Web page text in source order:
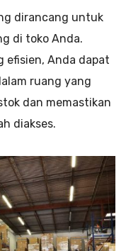
dirancang untuk
di toko Anda.
efisien, Anda dapat
ruang yang
dan memastikan
diakses.